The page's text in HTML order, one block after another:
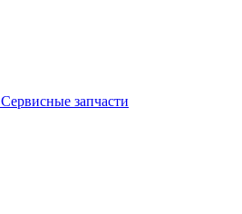
Сервисные запчасти